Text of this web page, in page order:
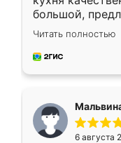
большой,
Ждал меньше
руками. По
Рекомендую!
Читать полностью
6 августа